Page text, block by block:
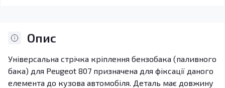
Опис
Універсальна стрічка кріплення бензобака (паливного
бака) для Peugeot 807 призначена для фіксації даного
елемента до кузова автомобіля. Деталь має довжину